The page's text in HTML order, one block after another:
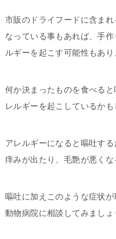
市販のドライフードに含ま
なっている事もあれば、手
ルギーを起こす可能性もあり
何か決まったものを食べる
レルギーを起こしているかも
アレルギーになると嘔吐す
痒みが出たり、毛艶が悪くな
嘔吐に加えこのような症状
動物病院に相談してみましょ